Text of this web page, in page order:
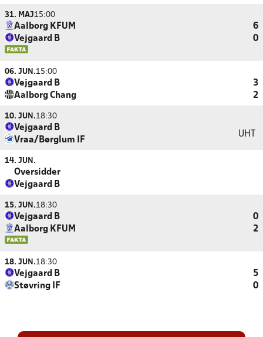
31. MAJ15:00
Aalborg KFUM
6
Vejgaard B
0
06. JUN.15:00
Vejgaard B
3
Aalborg Chang
2
10. JUN.18:30
Vejgaard B
Vraa/Børglum IF
UHT
14. JUN.
Oversidder
Vejgaard B
15. JUN.18:30
Vejgaard B
0
Aalborg KFUM
2
18. JUN.18:30
Vejgaard B
5
Støvring IF
0